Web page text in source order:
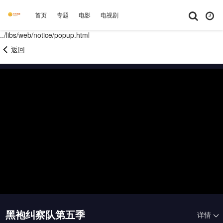
首页 专题 电影 电视剧 短剧大全 体育
../libs/web/notice/popup.html
返回
黑袍纠察队第五季 详情